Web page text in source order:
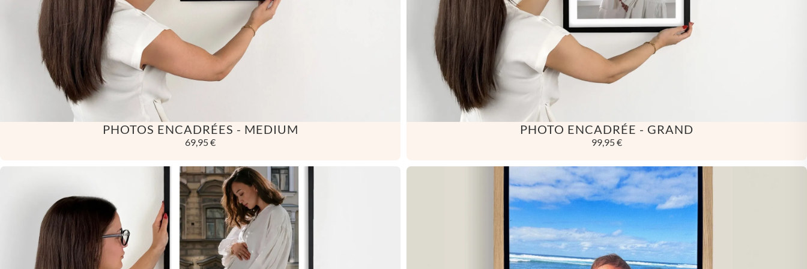
🇧🇪BELGIQUE
ALLEMAGNE
🇨🇾CHYPRE
🇩🇰
🇪🇸ESPAGNE
🇺🇸ÉTATS-UNIS
🇫🇮FINLANDE
🇫🇷FRANCE
🇬🇷 GRÈCE
PHOTOS ENCADRÉES - MEDIUM
69,95 €
PHOTO ENCADRÉE - GRAND
99,95 €